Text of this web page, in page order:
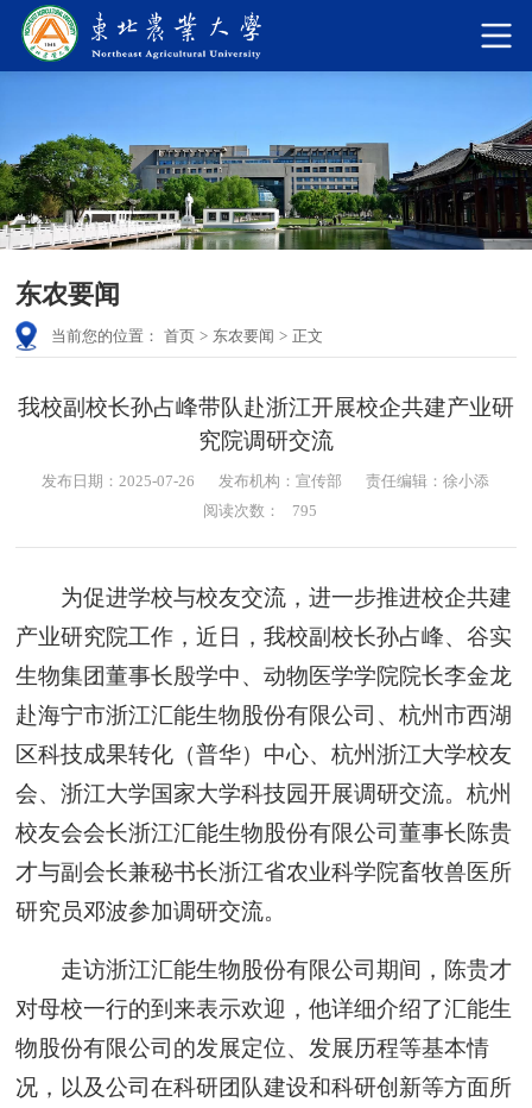
东农要闻
当前您的位置： 首页 > 东农要闻 > 正文
我校副校长孙占峰带队赴浙江开展校企共建产业研
究院调研交流
发布日期：2025-07-26 发布机构：宣传部
责任编辑：徐小添
阅读次数：
795
为促进学校与校友交流，进一步推进校企共建
产业研究院工作，近日，我校副校长孙占峰、谷实
生物集团董事长殷学中、动物医学学院院长李金龙
赴海宁市浙江汇能生物股份有限公司、杭州市西湖
区科技成果转化（普华）中心、杭州浙江大学校友
会、浙江大学国家大学科技园开展调研交流。杭州
校友会会长浙江汇能生物股份有限公司董事长陈贵
才与副会长兼秘书长浙江省农业科学院畜牧兽医所
研究员邓波参加调研交流。
走访浙江汇能生物股份有限公司期间，陈贵才
对母校一行的到来表示欢迎，他详细介绍了汇能生
物股份有限公司的发展定位、发展历程等基本情
况，以及公司在科研团队建设和科研创新等方面所